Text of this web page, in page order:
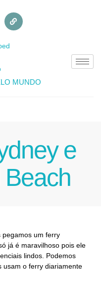
MUNDO
e
Beach
pegamos um ferry
já é maravilhoso pois ele
lindos. Podemos
usam o ferry diariamente